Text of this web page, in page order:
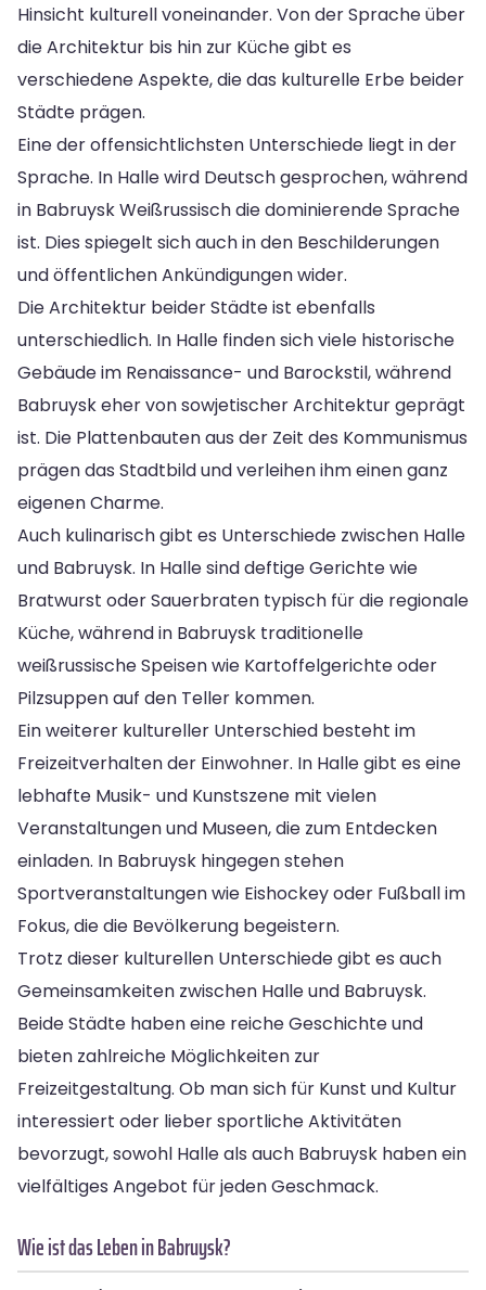
Hinsicht kulturell voneinander. Von der Sprache über
die Architektur bis hin zur Küche gibt es
verschiedene Aspekte, die das kulturelle Erbe beider
Städte prägen.
Eine der offensichtlichsten Unterschiede liegt in der
Sprache. In Halle wird Deutsch gesprochen, während
in Babruysk Weißrussisch die dominierende Sprache
ist. Dies spiegelt sich auch in den Beschilderungen
und öffentlichen Ankündigungen wider.
Die Architektur beider Städte ist ebenfalls
unterschiedlich. In Halle finden sich viele historische
Gebäude im Renaissance- und Barockstil, während
Babruysk eher von sowjetischer Architektur geprägt
ist. Die Plattenbauten aus der Zeit des Kommunismus
prägen das Stadtbild und verleihen ihm einen ganz
eigenen Charme.
Auch kulinarisch gibt es Unterschiede zwischen Halle
und Babruysk. In Halle sind deftige Gerichte wie
Bratwurst oder Sauerbraten typisch für die regionale
Küche, während in Babruysk traditionelle
weißrussische Speisen wie Kartoffelgerichte oder
Pilzsuppen auf den Teller kommen.
Ein weiterer kultureller Unterschied besteht im
Freizeitverhalten der Einwohner. In Halle gibt es eine
lebhafte Musik- und Kunstszene mit vielen
Veranstaltungen und Museen, die zum Entdecken
einladen. In Babruysk hingegen stehen
Sportveranstaltungen wie Eishockey oder Fußball im
Fokus, die die Bevölkerung begeistern.
Trotz dieser kulturellen Unterschiede gibt es auch
Gemeinsamkeiten zwischen Halle und Babruysk.
Beide Städte haben eine reiche Geschichte und
bieten zahlreiche Möglichkeiten zur
Freizeitgestaltung. Ob man sich für Kunst und Kultur
interessiert oder lieber sportliche Aktivitäten
bevorzugt, sowohl Halle als auch Babruysk haben ein
vielfältiges Angebot für jeden Geschmack.
Wie ist das Leben in Babruysk?